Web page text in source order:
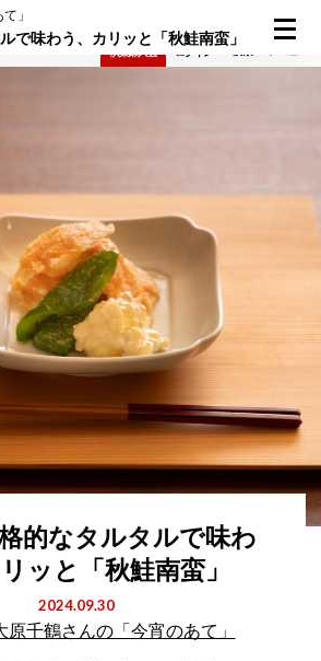
」
で味わう、カリッと「秋鮭南蛮」
的なタルタルで味わ
ッと「秋鮭南蛮」
2024.09.30
原千鶴さんの「今宵のあて」